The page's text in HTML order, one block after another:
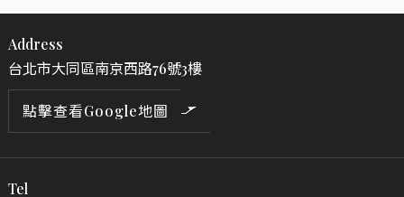
Address
台北市大同區南京西路76號3樓
點擊查看Google地圖
Tel